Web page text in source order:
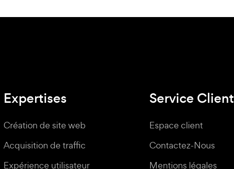
Expertises
Création de site web
Acquisition de traffic
Expérience utilisateur
Service Client
Espace client
Contactez-Nous
Mentions légales